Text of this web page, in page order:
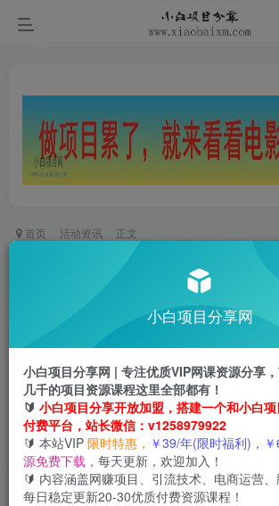
首页 活动资讯 正文
支付宝免费领古茗奶茶5折券
支付宝APP扫码->直接领取，在支付宝卡包
有“新品”标签的奶茶满13元可用
小白项目分享网
小白项目分享网 | 专注优质VIP网课资源分享
几千的项目资源课程这里全部都有！
🔰 小白项目分享开放加盟，搭建一个和小白
付费平台，站长微信：v1258979922
🔰 本站VIP 限时特惠， ￥39/年(限时福利)，￥
源免费下载， 每天更新，欢迎加入！
🔰 内容涵盖网赚项目、引流技术、电商运营、
每日稳定更新20-30优质付费资源课程！